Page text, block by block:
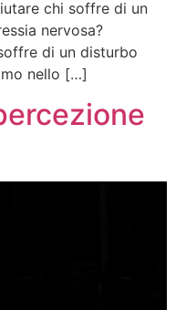
chi soffre di un
nervosa?
di un disturbo
nello […]